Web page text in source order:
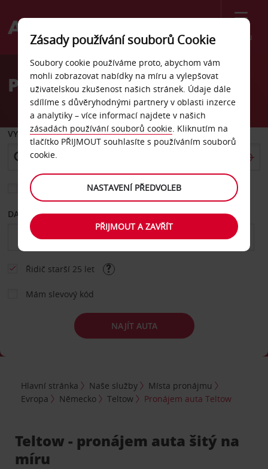
Menu
Welcome
AvisPronájem auta Teltow
VYZVEDNOUT Z
Vyberte si jiné místo vrácení
DATUM OD DATUM DO
Řidič starší 25 let
Mám slevový kód
NAJÍT AUTA
Hlavní stránka Naše služby
Místa pronájmu
Evropa
Německo Teltow Pronájem auta Teltow
Teltow - pronájem auta šitý na
míru
Zásady používání souborů Cookie
Soubory cookie používáme proto, abychom vám
mohli zobrazovat nabídky na míru a vylepšovat
uživatelskou zkušenost našich stránek. Údaje dále
sdílíme s důvěryhodnými partnery v oblasti inzerce
a analytiky – více informací najdete v našich
zásadách používání souborů cookie. Kliknutím na
tlačítko PŘIJMOUT souhlasíte s používáním souborů
cookie.
NASTAVENÍ PŘEDVOLEB
PŘIJMOUT A ZAVŘÍT